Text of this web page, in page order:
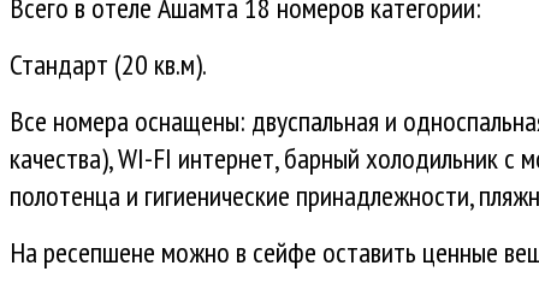
Всего в отеле Ашамта 18 номеров категории:
Стандарт (20 кв.м).
Все номера оснащены: двуспальная и
качества), WI-FI интернет, барный холодильник
полотенца и гигиенические принадлежности,
На ресепшене можно в сейфе оставить ценные